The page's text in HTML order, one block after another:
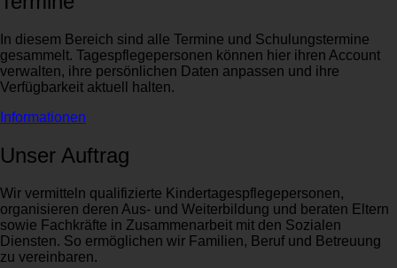
In diesem Bereich sind alle Termine und Schulungstermine
gesammelt. Tagespflegepersonen können hier ihren Account
verwalten, ihre persönlichen Daten anpassen und ihre
Verfügbarkeit aktuell halten.
Informationen
Unser Auftrag
Wir vermitteln qualifizierte Kindertagespflegepersonen,
organisieren deren Aus- und Weiterbildung und beraten Eltern
sowie Fachkräfte in Zusammenarbeit mit den Sozialen
Diensten. So ermöglichen wir Familien, Beruf und Betreuung
zu vereinbaren.